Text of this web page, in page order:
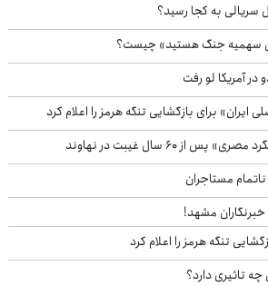
سریالی به کجا رسید؟
سهمیه جنگ هستید» چیست؟
در آمریکا لو رفت
برای بازگشایی تنگه هرمز را اعلام کرد
از ۶۰ سال غیبت در نهاوند
مستاجران
مشهد!
تنگه هرمز را اعلام کرد
تاثیری دارد؟